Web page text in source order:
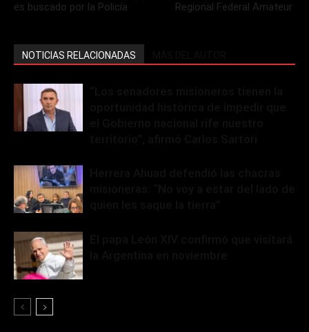
es buscado por la Policía
Regional Federal Amateur
NOTICIAS RELACIONADAS